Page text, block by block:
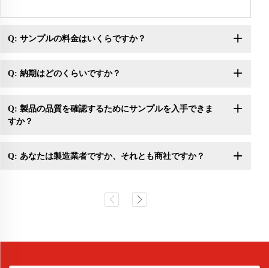
Q: サンプルの料金はいくらですか？
Q: 納期はどのくらいですか？
Q: 製品の品質を確認するためにサンプルを入手できま
すか？
Q: あなたは製造業者ですか、それとも商社ですか？